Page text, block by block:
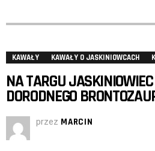
KAWAŁY KAWAŁY O JASKINIOWCACH
NA TARGU
DORODNEGO
przez MARCIN